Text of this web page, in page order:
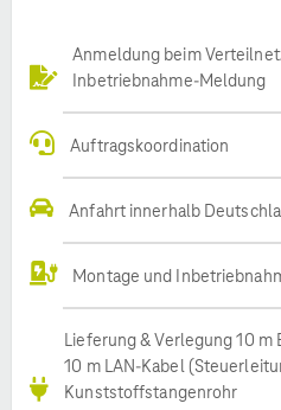
Anmeldung beim
Inbetriebnahme-Meldung
Auftragskoordination
Anfahrt innerhalb
Montage und
Lieferung & Verlegung 10 m
10 m LAN-Kabel
Kunststoffstangenrohr